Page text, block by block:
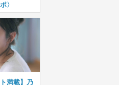
〉
満載】乃